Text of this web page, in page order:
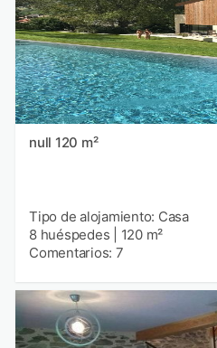
null 120 m²
Tipo de alojamiento: Casa
8 huéspedes
120 m²
Comentarios: 7